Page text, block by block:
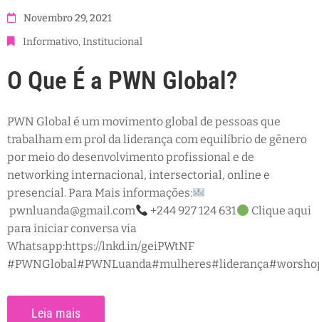
Novembro 29, 2021
Informativo‚Institucional
O Que É a PWN Global?
PWN Global é um movimento global de pessoas que
trabalham em prol da liderança com equilíbrio de gênero
por meio do desenvolvimento profissional e de
networking internacional, intersectorial, online e
presencial. Para Mais informações:
pwnluanda@gmail.com
+244 927 124 631
Clique aqui
para iniciar conversa via
Whatsapp:https://lnkd.in/geiPWtNF
Leia mais